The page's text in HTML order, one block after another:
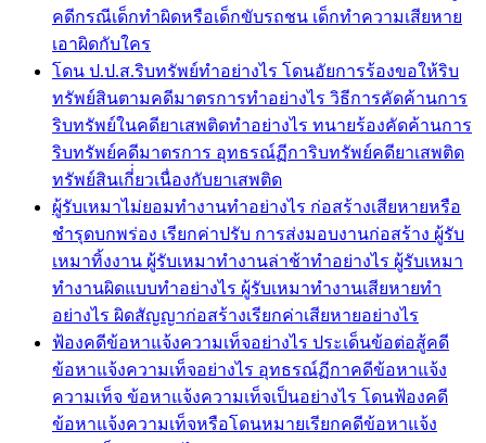
คดีกรณีเด็กทำผิดหรือเด็กขับรถชน เด็กทำความเสียหาย
เอาผิดกับใคร
โดน ป.ป.ส.ริบทรัพย์ทำอย่างไร โดนอัยการร้องขอให้ริบ
ทรัพย์สินตามคดีมาตรการทำอย่างไร วิธีการคัดค้านการ
ริบทรัพย์ในคดียาเสพติดทำอย่างไร ทนายร้องคัดค้านการ
ริบทรัพย์คดีมาตรการ อุทธรณ์ฏีการิบทรัพย์คดียาเสพติด
ทรัพย์สินเกี่่ยวเนื่องกับยาเสพติด
ผู้รับเหมาไม่ยอมทำงานทำอย่างไร ก่อสร้างเสียหายหรือ
ชำรุดบกพร่อง เรียกค่าปรับ การส่งมอบงานก่อสร้าง ผู้รับ
เหมาทิ้งงาน ผู้รับเหมาทำงานล่าช้าทำอย่างไร ผู้รับเหมา
ทำงานผิดแบบทำอย่างไร ผู้รับเหมาทำงานเสียหายทำ
อย่างไร ผิดสัญญาก่อสร้างเรียกค่าเสียหายอย่างไร
ฟ้องคดีข้อหาแจ้งความเท็จอย่างไร ประเด็นข้อต่อสู้คดี
ข้อหาแจ้งความเท็จอย่างไร อุทธรณ์ฏีกาคดีข้อหาแจ้ง
ความเท็จ ข้อหาแจ้งความเท็จเป็นอย่างไร โดนฟ้องคดี
ข้อหาแจ้งความเท็จหรือโดนหมายเรียกคดีข้อหาแจ้ง